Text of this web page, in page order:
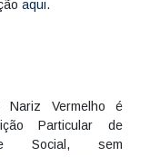
aqui.
Nariz Vermelho é
Particular de
Social, sem